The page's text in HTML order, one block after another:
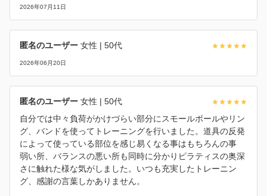
2026年07月11日
匿名のユーザー 女性 | 50代
2026年06月20日
匿名のユーザー 女性 | 50代
自分では中々負荷がかけづらい部分にスモールボールやリン
グ、バンドを使ってトレーニングを行いました。道具の反発
によって使っている部位を感じ易くなる事はもちろんの事
弱い所、バランスの悪い所も同時に分かりピラティスの奥深
さに触れた様な気がしました。いつも充実したトレーニン
グ、感謝の言葉しかありません。